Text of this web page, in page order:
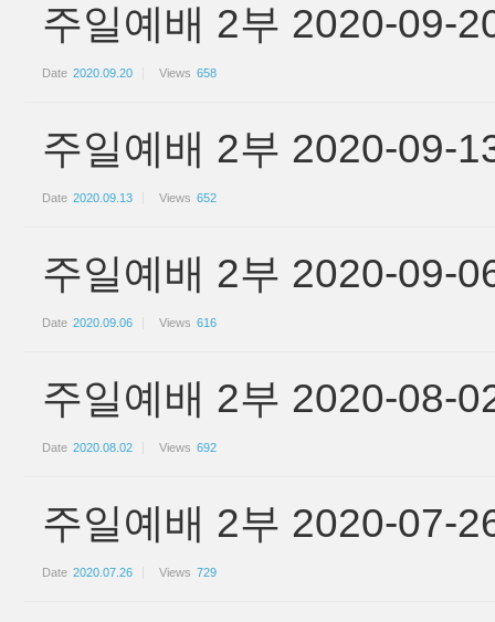
주일예배 2부 2020-09-
Date 2020.09.20 Views 658
주일예배 2부 2020-09-
Date 2020.09.13 Views 652
주일예배 2부 2020-09-
Date 2020.09.06 Views 616
주일예배 2부 2020-08-
Date 2020.08.02 Views 692
주일예배 2부 2020-07-
Date 2020.07.26 Views 729